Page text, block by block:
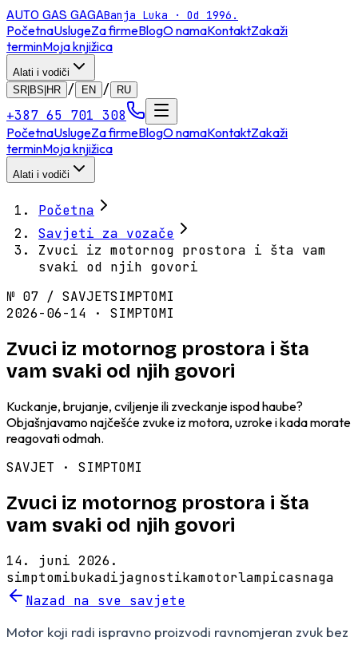
AUTO GAS GAGABanja Luka · Od 1996.
PočetnaUslugeZa firmeBlogO namaKontaktZakaži
terminMoja knjižica
Alati i vodiči
SR|BS|HR
/ EN / RU
+387 65 701 308
PočetnaUslugeZa firmeBlogO namaKontaktZakaži
terminMoja knjižica
Alati i vodiči
Početna
Savjeti za vozače
Zvuci iz motornog prostora i šta vam
svaki od njih govori
№ 07 / SAVJETSIMPTOMI
2026-06-14 · SIMPTOMI
Zvuci iz motornog prostora i šta
vam svaki od njih govori
Kuckanje, brujanje, cviljenje ili zveckanje ispod haube?
Objašnjavamo najčešće zvuke iz motora, uzroke i kada morate
reagovati odmah.
SAVJET · SIMPTOMI
Zvuci iz motornog prostora i šta
vam svaki od njih govori
14. juni 2026.
simptomibukadijagnostikamotorlampicasnaga
Nazad na sve savjete
Motor koji radi ispravno proizvodi ravnomjeran zvuk bez